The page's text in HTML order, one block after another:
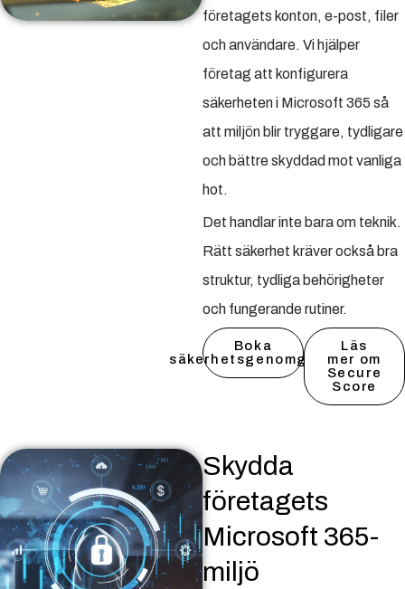
företagets konton, e-post, filer
och användare. Vi hjälper
företag att konfigurera
säkerheten i Microsoft 365 så
att miljön blir tryggare, tydligare
och bättre skyddad mot vanliga
hot.
Det handlar inte bara om teknik.
Rätt säkerhet kräver också bra
struktur, tydliga behörigheter
och fungerande rutiner.
Boka
säkerhetsgenomgång
Läs
mer om
Secure
Score
Skydda
företagets
Microsoft 365-
miljö